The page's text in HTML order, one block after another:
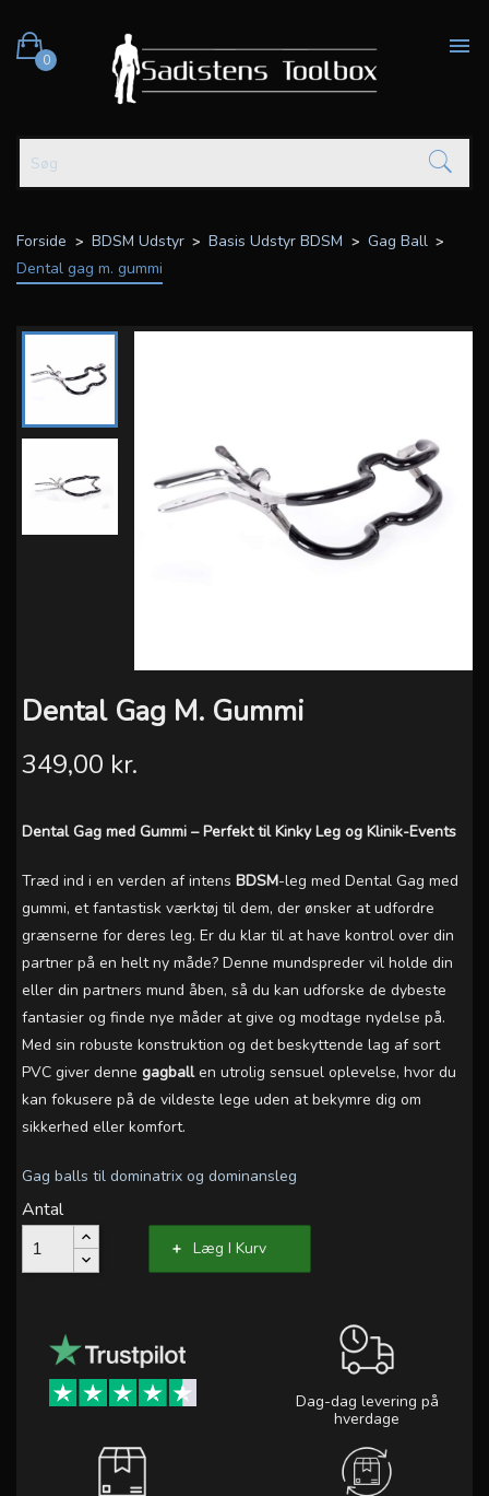
0

Forside BDSM Udstyr Basis Udstyr BDSM
Gag Ball
Dental gag m. gummi
Dental Gag M. Gummi
349,00 kr.
Dental Gag med Gummi – Perfekt til Kinky Leg og Klinik-Events
Træd ind i en verden af intens BDSM-leg med Dental Gag med
gummi, et fantastisk værktøj til dem, der ønsker at udfordre
grænserne for deres leg. Er du klar til at have kontrol over din
partner på en helt ny måde? Denne mundspreder vil holde din
eller din partners mund åben, så du kan udforske de dybeste
fantasier og finde nye måder at give og modtage nydelse på.
Med sin robuste konstruktion og det beskyttende lag af sort
PVC giver denne gagballen utrolig sensuel oplevelse, hvor du
kan fokusere på de vildeste lege uden at bekymre dig om
sikkerhed eller komfort.
Gag balls til dominatrix og dominansleg
Antal
Læg I Kurv
Dag-dag levering på
hverdage